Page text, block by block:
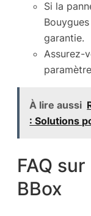
Si la
garantie.
Assurez-
À lire aussi
: Solutions
FAQ
BBox